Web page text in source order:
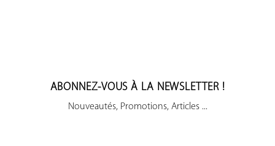
ABONNEZ-VOUS À LA NEWSLETTER !
Nouveautés, Promotions, Articles ...